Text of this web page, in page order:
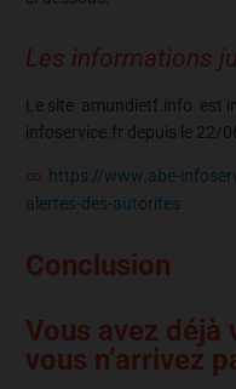
Les informations
Le site amundietf.info est
infoservice.fr depuis le 22/
https://www.abe-
alertes-des-autorites
Conclusion
Vous avez déjà
vous n’arrivez